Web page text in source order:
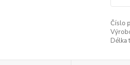
Číslo
Délka